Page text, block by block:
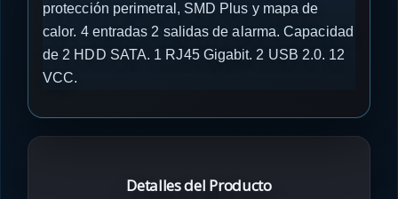
protección perimetral, SMD Plus y mapa de
calor. 4 entradas 2 salidas de alarma. Capacidad
de 2 HDD SATA. 1 RJ45 Gigabit. 2 USB 2.0. 12
VCC.
Detalles del Producto